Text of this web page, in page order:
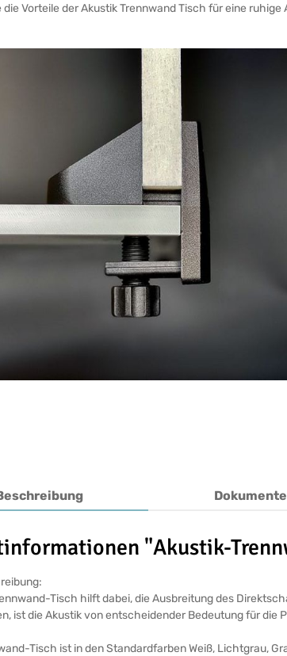
die Vorteile der Akustik Trennwand Tisch für eine
überspringen
Dokumente
"Akustik-
Tisch hilft dabei, die Ausbreitung des
ist die Akustik von entscheidender Bedeutung für die
Tisch ist in den Standardfarben Weiß, Lichtgrau,